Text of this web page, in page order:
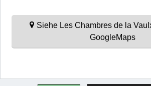
Siehe Les Chambres de la
GoogleMaps